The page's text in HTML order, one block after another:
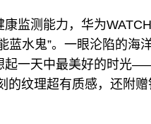
监测能力，华为
蓝水鬼”。一眼沦陷的海
起一天中最美好的时光
的纹理超有质感，还附